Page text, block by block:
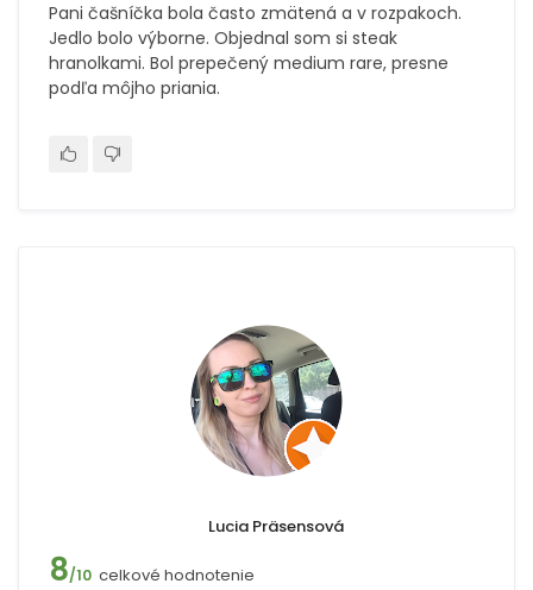
Pani čašníčka bola často zmätená a v rozpakoch.
Jedlo bolo výborne. Objednal som si steak
hranolkami. Bol prepečený medium rare, presne
podľa môjho priania.
Lucia Präsensová
8/10 celkové hodnotenie